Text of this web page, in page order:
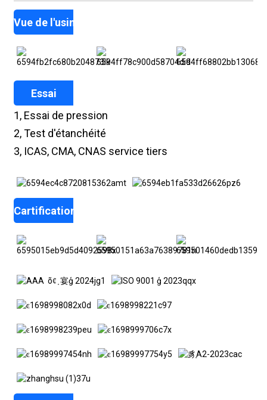
Vue de l'usine
Essai
1, Essai de pression
2, Test d'étanchéité
3, ICAS, CMA, CNAS service tiers
Cartifications